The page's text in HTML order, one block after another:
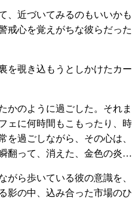
、近づいてみるのもいいか
戒心を覚えがちな彼らだっ
を覗き込もうとしかけたカ
かのように過ごした。それ
ェに何時間もこもったり、
を過ごしながら、その心は
翻って、消えた、金色の炎…
がら歩いている彼の意識を
影の中、込み合った市場の